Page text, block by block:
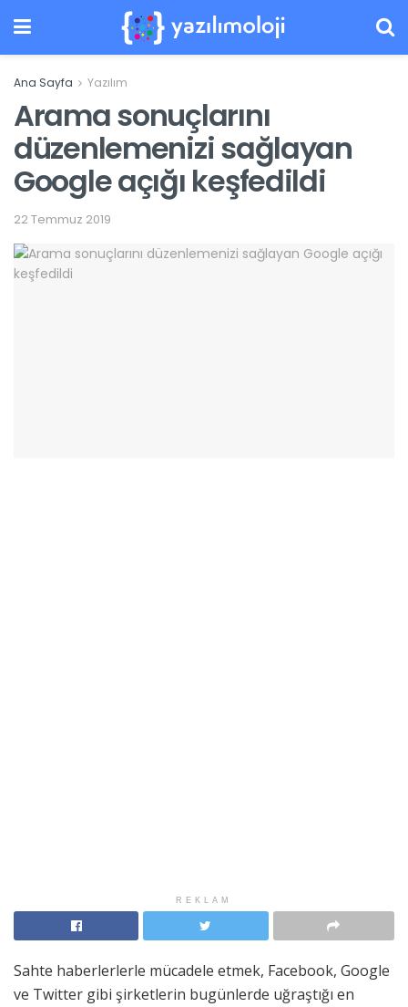
Ana Sayfa Yazılım
Arama sonuçlarını
düzenlemenizi sağlayan
Google açığı keşfedildi
22 Temmuz 2019
REKLAM
Sahte haberlerlerle mücadele etmek, Facebook, Google
ve Twitter gibi şirketlerin bugünlerde uğraştığı en